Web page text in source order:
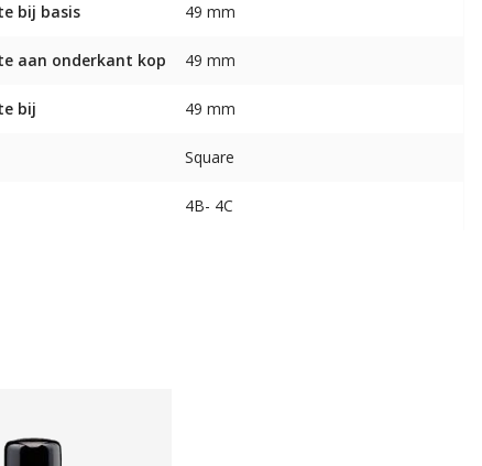
bij basis 49 mm
aan onderkant kop 49 mm
bij 49 mm
Square
4B- 4C